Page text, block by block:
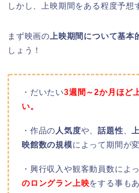
しかし、上映期間をある程度予想
まず映画の 上映期間について基本
しょう！
・だいたい3週間～2か月ほど
い。
・作品の 人気度や、話題性
映館数の規模によって期間が変
・興行収入や観客動員数によ
のロングラン上映をする事もあ